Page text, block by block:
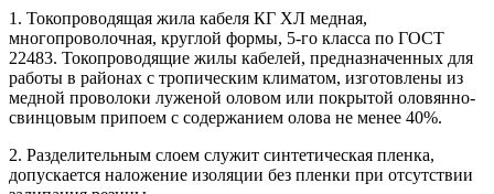
1. Токопроводящая жила кабеля КГ ХЛ медная,
многопроволочная, круглой формы, 5-го класса по ГОСТ
22483. Токопроводящие жилы кабелей, предназначенных для
работы в районах с тропическим климатом, изготовлены из
медной проволоки луженой оловом или покрытой оловянно-
свинцовым припоем с содержанием олова не менее 40%.
2. Разделительным слоем служит синтетическая пленка,
допускается наложение изоляции без пленки при отсутствии